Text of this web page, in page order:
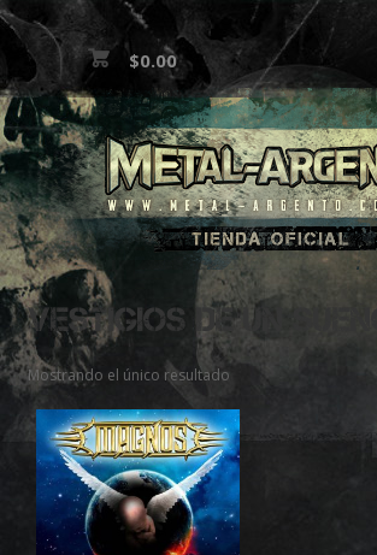
$0.00
VESTIGIOS DE UN SUEÑO
Mostrando el único resultado